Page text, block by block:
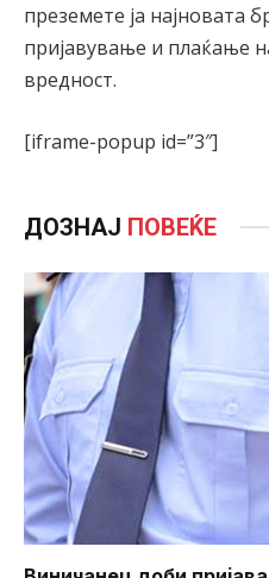
преземете ја најновата
пријавување и плаќање
вредност.
[iframe-popup id=”3″]
ДОЗНАЈ ПОВЕЌЕ